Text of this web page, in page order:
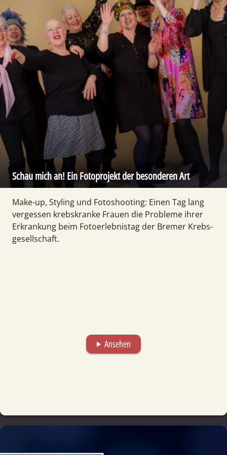
Schau mich an! Ein Fotoprojekt der besonderen Art
Make-up, Styling und Foto­shooting: Einen Tag lang
vergessen krebskranke Frauen die Probleme ihrer
Erkrankung beim Foto­erlebnistag der Bremer Krebs­
gesellschaft.
play_arrow Ansehen